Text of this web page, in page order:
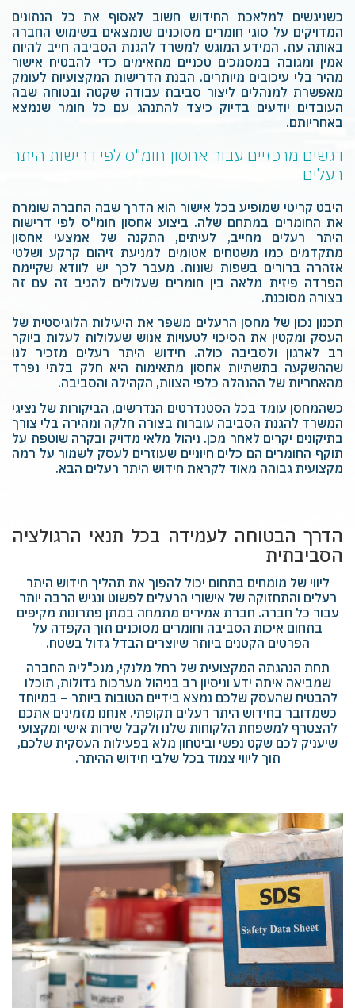
כשניגשים למלאכת החידוש חשוב לאסוף את כל הנתונים
המדויקים על סוגי חומרים מסוכנים שנמצאים בשימוש החברה
באותה עת. המידע המוגש למשרד להגנת הסביבה חייב להיות
אמין ומגובה במסמכים טכניים מתאימים כדי להבטיח אישור
מהיר בלי עיכובים מיותרים. הבנת הדרישות המקצועיות לעומק
מאפשרת למנהלים ליצור סביבת עבודה שקטה ובטוחה שבה
העובדים יודעים בדיוק כיצד להתנהג עם כל חומר שנמצא
באחריותם.
דגשים מרכזיים עבור אחסון חומ"ס לפי דרישות היתר
רעלים
היבט קריטי שמופיע בכל אישור הוא הדרך שבה החברה שומרת
את החומרים במתחם שלה. ביצוע אחסון חומ"ס לפי דרישות
היתר רעלים מחייב, לעיתים, התקנה של אמצעי אחסון
מתקדמים כמו משטחים אטומים למניעת זיהום קרקע ושלטי
אזהרה ברורים בשפות שונות. מעבר לכך יש לוודא שקיימת
הפרדה פיזית מלאה בין חומרים שעלולים להגיב זה עם זה
בצורה מסוכנת.
תכנון נכון של מחסן הרעלים משפר את היעילות הלוגיסטית של
העסק ומקטין את הסיכוי לטעויות אנוש שעלולות לעלות ביוקר
רב לארגון ולסביבה כולה. חידוש היתר רעלים מזכיר לנו
שההשקעה בתשתיות אחסון מתאימות היא חלק בלתי נפרד
מהאחריות של ההנהלה כלפי הצוות, הקהילה והסביבה.
כשהמחסן עומד בכל הסטנדרטים הנדרשים, הביקורות של נציגי
המשרד להגנת הסביבה עוברות בצורה חלקה ומהירה בלי צורך
בתיקונים יקרים לאחר מכן. ניהול מלאי מדויק ובקרה שוטפת על
תוקף החומרים הם כלים חיוניים שעוזרים לעסק לשמור על רמה
מקצועית גבוהה מאוד לקראת חידוש היתר רעלים הבא.
הדרך הבטוחה לעמידה בכל תנאי הרגולציה
הסביבתית
ליווי של מומחים בתחום יכול להפוך את תהליך חידוש היתר
רעלים והתחזוקה של אישורי הרעלים לפשוט ונגיש הרבה יותר
עבור כל חברה. חברת אמירים מתמחה במתן פתרונות מקיפים
בתחום איכות הסביבה וחומרים מסוכנים תוך הקפדה על
הפרטים הקטנים ביותר שיוצרים הבדל גדול בשטח.
תחת הנהגתה המקצועית של רחל מלנקי, מנכ"לית החברה
שמביאה איתה ידע וניסיון רב בניהול מערכות גדולות, תוכלו
להבטיח שהעסק שלכם נמצא בידיים הטובות ביותר – במיוחד
כשמדובר בחידוש היתר רעלים תקופתי. אנחנו מזמינים אתכם
להצטרף למשפחת הלקוחות שלנו ולקבל שירות אישי ומקצועי
שיעניק לכם שקט נפשי וביטחון מלא בפעילות העסקית שלכם,
תוך ליווי צמוד בכל שלבי חידוש ההיתר.